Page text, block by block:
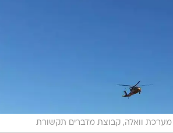
מערכת וואלה, קבוצת מדברים תקשורת